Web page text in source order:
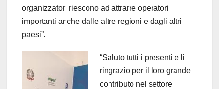
organizzatori riescono ad attrarre operatori
importanti anche dalle altre regioni e dagli altri
paesi”.
“Saluto tutti i presenti e li
ringrazio per il loro grande
contributo nel settore